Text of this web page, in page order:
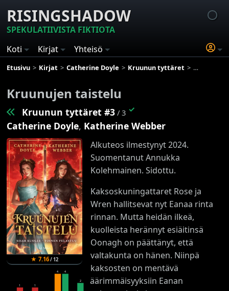
RISINGSHADOW
SPEKULATIIVISTA FIKTIOTA
Koti
Kirjat Yhteisö
Etusivu Kirjat Catherine Doyle Kruunun tyttäret Kruunujen
Kruunujen taistelu
Kruunun tyttäret #3 / 3 ✓
Catherine Doyle, Katherine Webber
★7.16/12
1 1
4 4
2
Alkuteos ilmestynyt 2024.
Suomentanut Annukka
Kolehmainen. Sidottu.
Kaksoskuningattaret Rose ja
Wren hallitsevat nyt Eanaa rinta
rinnan. Mutta heidän ilkeä,
kuolleista herännyt esiäitinsä
Oonagh on päättänyt, että
valtakunta on hänen. Niinpä
kaksosten on mentävä
äärimmäisyyksiin Eanan